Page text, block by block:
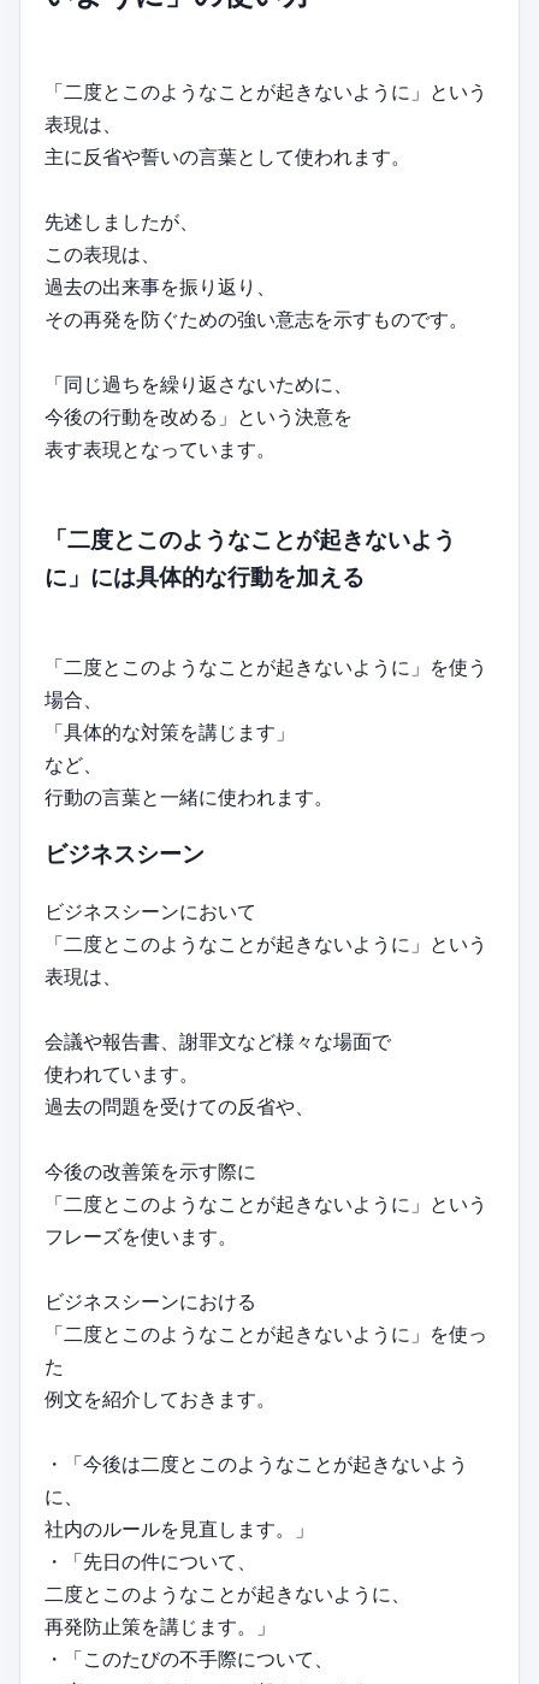
「二度とこのようなことが起きないように」という
表現は、
主に反省や誓いの言葉として使われます。
先述しましたが、
この表現は、
過去の出来事を振り返り、
その再発を防ぐための強い意志を示すものです。
「同じ過ちを繰り返さないために、
今後の行動を改める」という決意を
表す表現となっています。
「二度とこのようなことが起きないよう
に」には具体的な行動を加える
「二度とこのようなことが起きないように」を使う
場合、
「具体的な対策を講じます」
など、
行動の言葉と一緒に使われます。
ビジネスシーン
ビジネスシーンにおいて
「二度とこのようなことが起きないように」という
表現は、
会議や報告書、謝罪文など様々な場面で
使われています。
過去の問題を受けての反省や、
今後の改善策を示す際に
「二度とこのようなことが起きないように」という
フレーズを使います。
ビジネスシーンにおける
「二度とこのようなことが起きないように」を使っ
た
例文を紹介しておきます。
・「今後は二度とこのようなことが起きないよう
に、
社内のルールを見直します。」
・「先日の件について、
二度とこのようなことが起きないように、
再発防止策を講じます。」
・「このたびの不手際について、